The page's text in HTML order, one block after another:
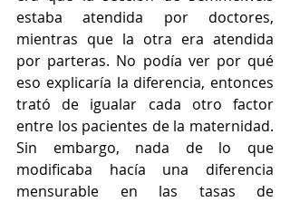
estaba atendida por doctores,
mientras que la otra era atendida
por parteras. No podía ver por qué
eso explicaría la diferencia, entonces
trató de igualar cada otro factor
entre los pacientes de la maternidad.
Sin embargo, nada de lo que
modificaba hacía una diferencia
mensurable en las tasas de